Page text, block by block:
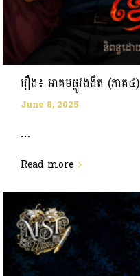
រឿង៖ អាគមផ្លូវងងឹត (ភាគ៤)
June 8, 2025
...
Read more